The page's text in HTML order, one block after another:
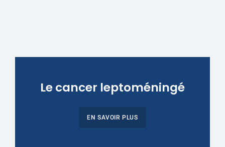
Le cancer leptoméningé
EN SAVOIR PLUS